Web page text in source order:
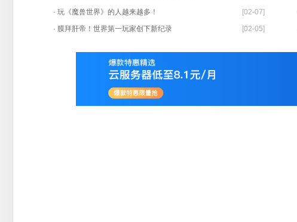
· 玩《魔兽世界》的人越来越多！
[02-07]
· 膜拜肝帝！世界第一玩家创下新纪录
[02-05]